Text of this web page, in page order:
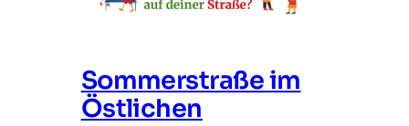
Sommerstraße im
Östlichen